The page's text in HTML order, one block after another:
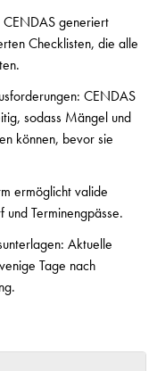
generiert
Checklisten, die alle
CENDAS
sodass Mängel und
können, bevor sie
ermöglicht valide
und Terminengpässe.
Aktuelle
Tage nach